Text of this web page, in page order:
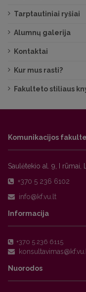
Tarptautiniai ryšiai
Alumnų galerija
Kontaktai
Kur mus rasti?
Fakulteto stiliaus
Komunikacijos
Saulėtekio al. 9, I rūmai,
+370 5 236 6102
Informacija
+370 5 236 6115
Nuorodos